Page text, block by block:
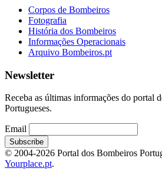
Corpos de Bombeiros
Fotografia
História dos Bombeiros
Informações Operacionais
Arquivo Bombeiros.pt
Newsletter
Receba as últimas informações do portal
Portugueses.
Email
© 2004-2026 Portal dos Bombeiros
Yourplace.pt.